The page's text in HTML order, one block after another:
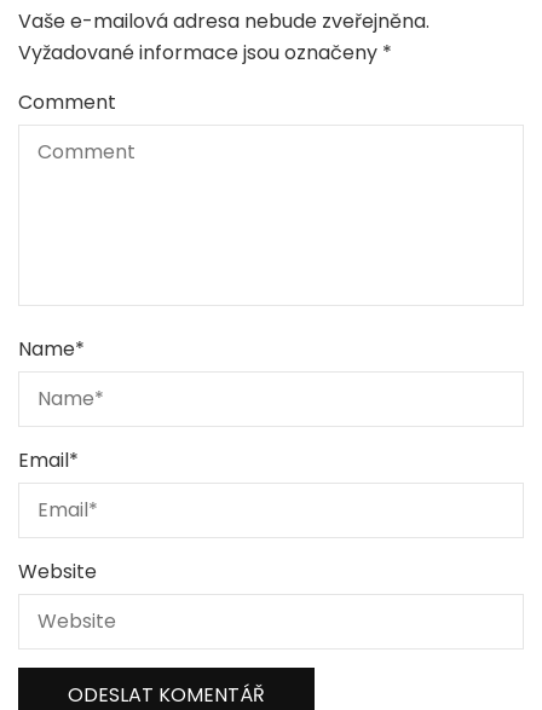
Vaše e-mailová adresa nebude zveřejněna.
Vyžadované informace jsou označeny *
Comment
Name*
Email*
Website